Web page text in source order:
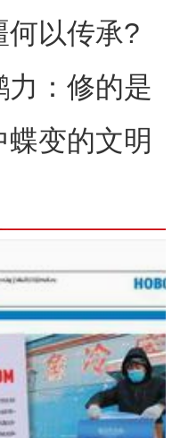
何以传承?
：修的是
变的文明